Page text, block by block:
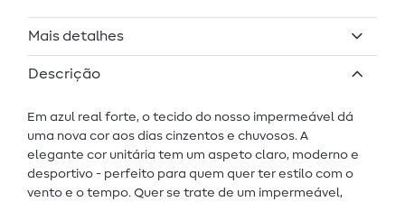
Mais detalhes
Descrição
Em azul real forte, o tecido do nosso impermeável dá
uma nova cor aos dias cinzentos e chuvosos. A
elegante cor unitária tem um aspeto claro, moderno e
desportivo - perfeito para quem quer ter estilo com o
vento e o tempo. Quer se trate de um impermeável,